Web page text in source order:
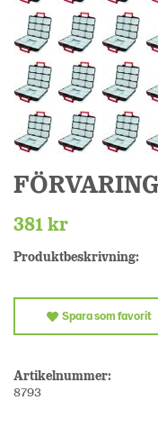
381 kr
Produktbeskrivning:
Spara som favorit
Artikelnummer:
8793